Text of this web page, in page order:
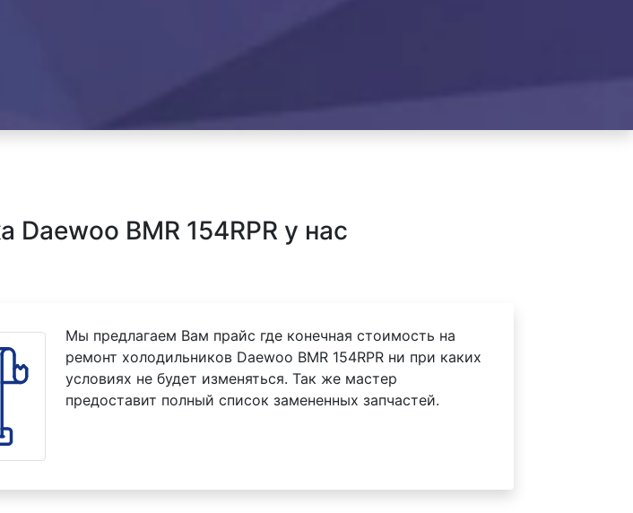
BMR 154RPR у нас
Мы предлагаем Вам прайс где конечная стоимость на
ремонт холодильников Daewoo BMR 154RPR ни при каких
условиях не будет изменяться. Так же мастер
предоставит полный список замененных запчастей.